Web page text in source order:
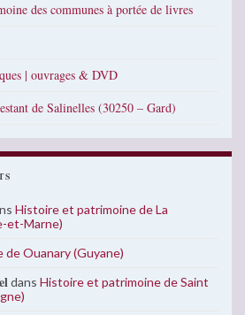
des communes à portée de livres
| ouvrages & DVD
de Salinelles (30250 – Gard)
Histoire et patrimoine de La
et-Marne)
de Ouanary (Guyane)
dans Histoire et patrimoine de Saint